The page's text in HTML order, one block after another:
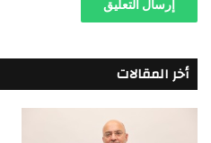
أخر المقالات